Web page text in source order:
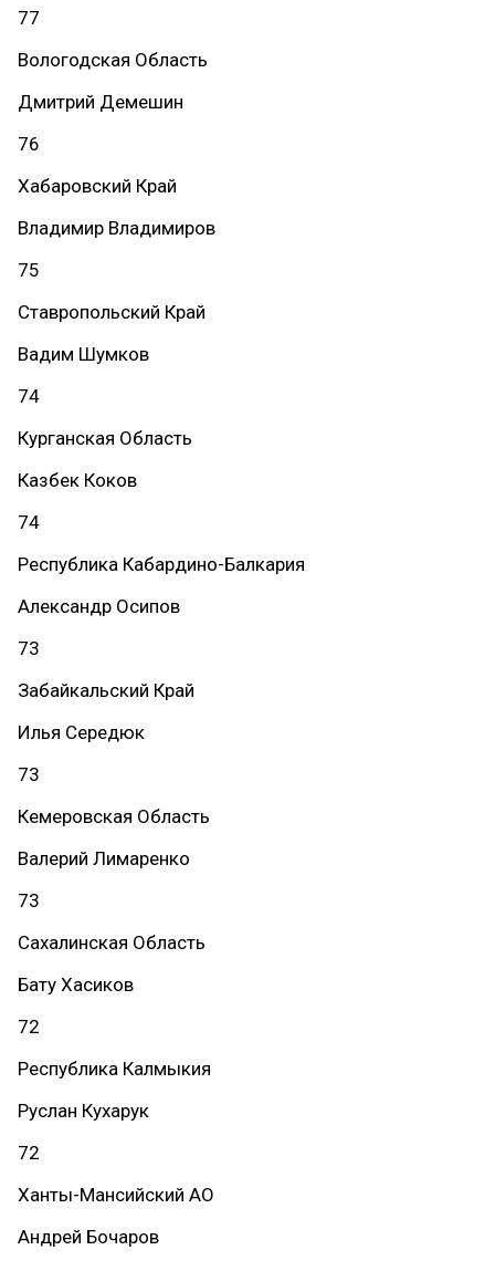
77
Вологодская Область
Дмитрий Демешин
76
Хабаровский Край
Владимир Владимиров
75
Ставропольский Край
Вадим Шумков
74
Курганская Область
Казбек Коков
74
Республика Кабардино-Балкария
Александр Осипов
73
Забайкальский Край
Илья Середюк
73
Кемеровская Область
Валерий Лимаренко
73
Сахалинская Область
Бату Хасиков
72
Республика Калмыкия
Руслан Кухарук
72
Ханты-Мансийский АО
Андрей Бочаров